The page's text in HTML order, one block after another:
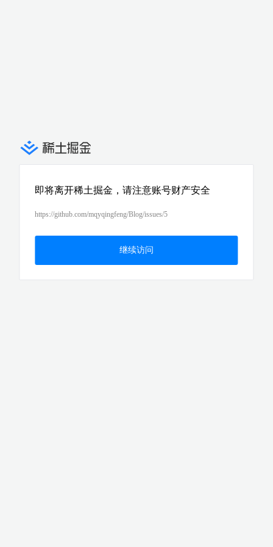
即将离开稀土掘金，请注意账号财产安全
https://github.com/mqyqingfeng/Blog/issues/5
继续访问